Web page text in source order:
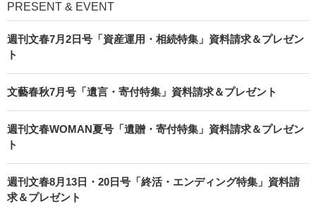
PRESENT & EVENT
週刊文春7月2日号「資産運用・相続特集」資料請求＆プレゼン
ト
文藝春秋7月号「遺言・寄付特集」資料請求＆プレゼント
週刊文春WOMAN夏号「遺贈・寄付特集」資料請求＆プレゼン
ト
週刊文春8月13日・20日号「終活・エンディング特集」資料請
求＆プレゼント